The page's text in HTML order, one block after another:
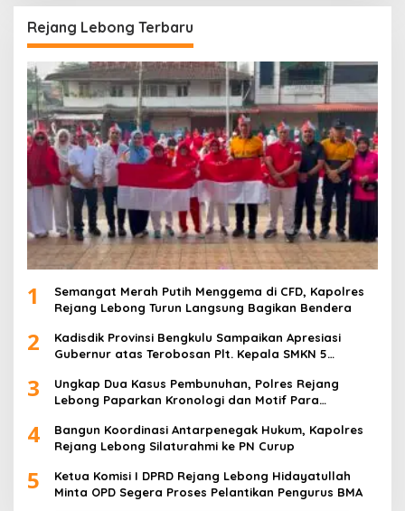
Rejang Lebong Terbaru
1
Semangat Merah Putih Menggema di CFD, Kapolres
Rejang Lebong Turun Langsung Bagikan Bendera
2
Kadisdik Provinsi Bengkulu Sampaikan Apresiasi
Gubernur atas Terobosan Plt. Kepala SMKN 5
3
Ungkap Dua Kasus Pembunuhan, Polres Rejang
Lebong Paparkan Kronologi dan Motif Para
4
Bangun Koordinasi Antarpenegak Hukum, Kapolres
Rejang Lebong Silaturahmi ke PN Curup
5
Ketua Komisi I DPRD Rejang Lebong Hidayatullah
Minta OPD Segera Proses Pelantikan Pengurus BMA